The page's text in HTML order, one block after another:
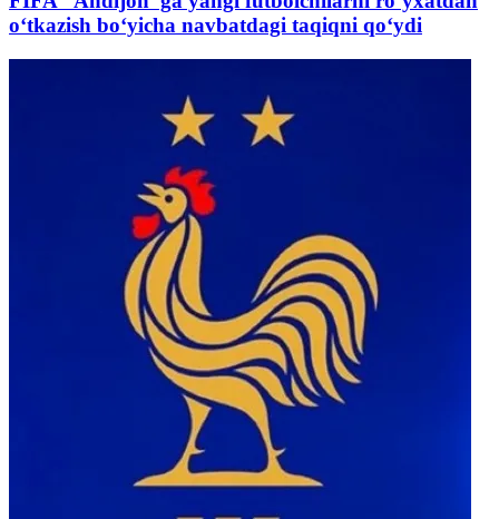
o‘tkazish bo‘yicha navbatdagi taqiqni qo‘ydi